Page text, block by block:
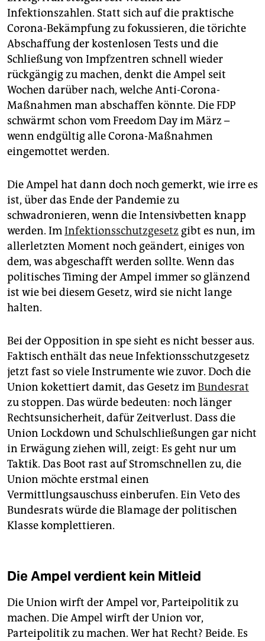
Infektionszahlen. Statt sich auf die praktische
Corona-Bekämpfung zu fokussieren, die törichte
Abschaffung der kostenlosen Tests und die
Schließung von Impfzentren schnell wieder
rückgängig zu machen, denkt die Ampel seit
Wochen darüber nach, welche Anti-Corona-
Maßnahmen man abschaffen könnte. Die FDP
schwärmt schon vom Freedom Day im März –
wenn endgültig alle Corona-Maßnahmen
eingemottet werden.
Die Ampel hat dann doch noch gemerkt, wie irre es
ist, über das Ende der Pandemie zu
schwadronieren, wenn die Intensivbetten knapp
werden. ImInfektionsschutzgesetz gibt es nun, im
allerletzten Moment noch geändert, einiges von
dem, was abgeschafft werden sollte. Wenn das
politisches Timing der Ampel immer so glänzend
ist wie bei diesem Gesetz, wird sie nicht lange
halten.
Bei der Opposition in spe sieht es nicht besser aus.
Faktisch enthält das neue Infektionsschutzgesetz
jetzt fast so viele Instrumente wie zuvor. Doch die
Union kokettiert damit, das Gesetz imBundesrat
zu stoppen. Das würde bedeuten: noch länger
Rechtsunsicherheit, dafür Zeitverlust. Dass die
Union Lockdown und Schulschließungen gar nicht
in Erwägung ziehen will, zeigt: Es geht nur um
Taktik. Das Boot rast auf Stromschnellen zu, die
Union möchte erstmal einen
Vermittlungsauschuss einberufen. Ein Veto des
Bundesrats würde die Blamage der politischen
Klasse komplettieren.
Die Ampel verdient kein Mitleid
Die Union wirft der Ampel vor, Parteipolitik zu
machen. Die Ampel wirft der Union vor,
Parteipolitik zu machen. Wer hat Recht? Beide. Es